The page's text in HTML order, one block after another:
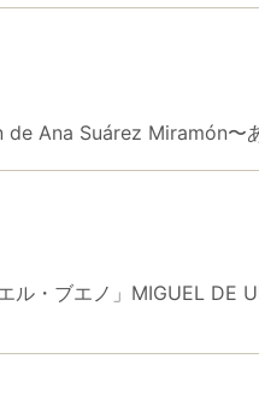
Ana Suárez Miramón
ル・ブエノ」MIGUEL DE